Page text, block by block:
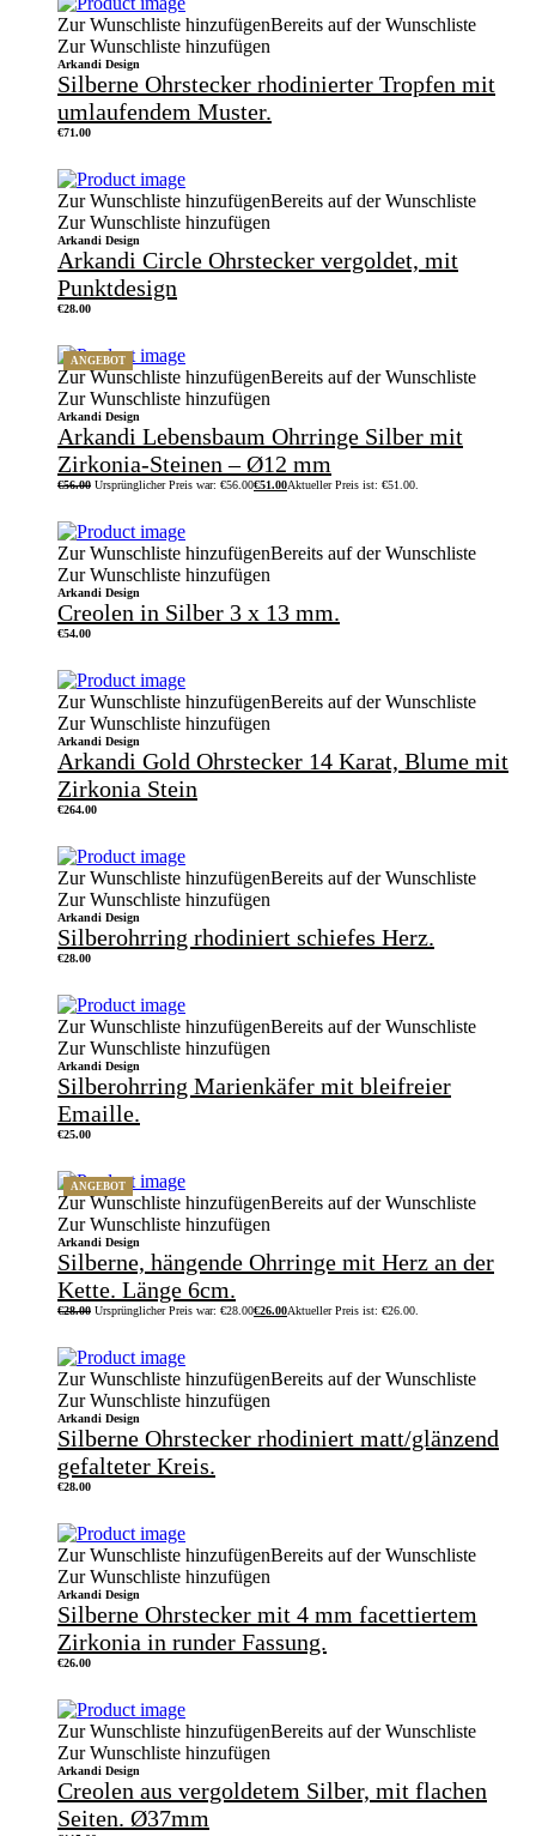
Zur Wunschliste hinzufügenBereits auf der Wunschliste
Zur Wunschliste hinzufügen
Arkandi Design
Silberne Ohrstecker rhodinierter Tropfen mit
umlaufendem Muster.
€71.00
Zur Wunschliste hinzufügenBereits auf der Wunschliste
Zur Wunschliste hinzufügen
Arkandi Design
Arkandi Circle Ohrstecker vergoldet, mit
Punktdesign
€28.00
ANGEBOT
Zur Wunschliste hinzufügenBereits auf der Wunschliste
Zur Wunschliste hinzufügen
Arkandi Design
Arkandi Lebensbaum Ohrringe Silber mit
Zirkonia-Steinen – Ø12 mm
€56.00 Ursprünglicher Preis war: €56.00€51.00Aktueller Preis ist: €51.00.
Zur Wunschliste hinzufügenBereits auf der Wunschliste
Zur Wunschliste hinzufügen
Arkandi Design
Creolen in Silber 3 x 13 mm.
€54.00
Zur Wunschliste hinzufügenBereits auf der Wunschliste
Zur Wunschliste hinzufügen
Arkandi Design
Arkandi Gold Ohrstecker 14 Karat, Blume mit
Zirkonia Stein
€264.00
Zur Wunschliste hinzufügenBereits auf der Wunschliste
Zur Wunschliste hinzufügen
Arkandi Design
Silberohrring rhodiniert schiefes Herz.
€28.00
Zur Wunschliste hinzufügenBereits auf der Wunschliste
Zur Wunschliste hinzufügen
Arkandi Design
Silberohrring Marienkäfer mit bleifreier
Emaille.
€25.00
ANGEBOT
Zur Wunschliste hinzufügenBereits auf der Wunschliste
Zur Wunschliste hinzufügen
Arkandi Design
Silberne, hängende Ohrringe mit Herz an der
Kette. Länge 6cm.
€28.00 Ursprünglicher Preis war: €28.00€26.00Aktueller Preis ist: €26.00.
Zur Wunschliste hinzufügenBereits auf der Wunschliste
Zur Wunschliste hinzufügen
Arkandi Design
Silberne Ohrstecker rhodiniert matt/glänzend
gefalteter Kreis.
€28.00
Zur Wunschliste hinzufügenBereits auf der Wunschliste
Zur Wunschliste hinzufügen
Arkandi Design
Silberne Ohrstecker mit 4 mm facettiertem
Zirkonia in runder Fassung.
€26.00
Zur Wunschliste hinzufügenBereits auf der Wunschliste
Zur Wunschliste hinzufügen
Arkandi Design
Creolen aus vergoldetem Silber, mit flachen
Seiten. Ø37mm